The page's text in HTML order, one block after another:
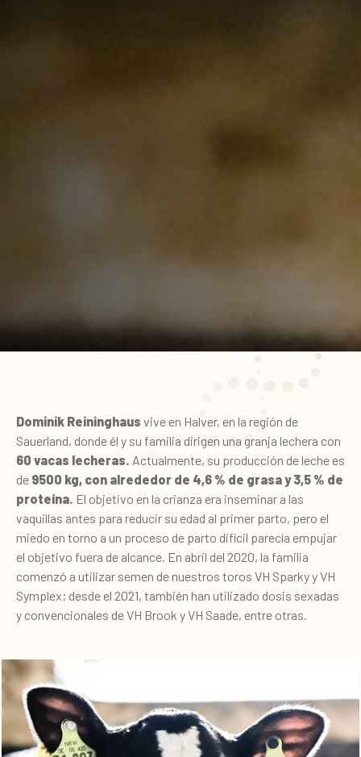
Dominik Reininghaus vive en Halver, en la región de
Sauerland, donde él y su familia dirigen una granja lechera con
60 vacas lecheras. Actualmente, su producción de leche es
de 9500 kg, con alrededor de 4,6 % de grasa y 3,5 % de
proteína. El objetivo en la crianza era inseminar a las
vaquillas antes para reducir su edad al primer parto, pero el
miedo en torno a un proceso de parto difícil parecía empujar
el objetivo fuera de alcance. En abril del 2020, la familia
comenzó a utilizar semen de nuestros toros VH Sparky y VH
Symplex; desde el 2021, también han utilizado dosis sexadas
y convencionales de VH Brook y VH Saade, entre otras.